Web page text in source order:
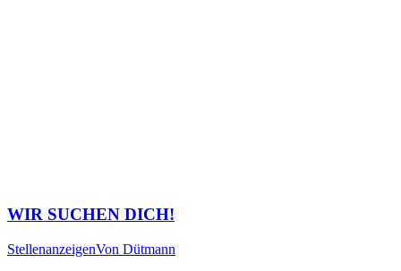
WIR SUCHEN DICH!
StellenanzeigenVon Dütmann